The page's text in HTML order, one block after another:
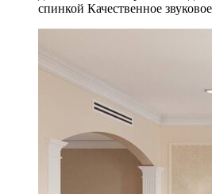
спинкой Качественное